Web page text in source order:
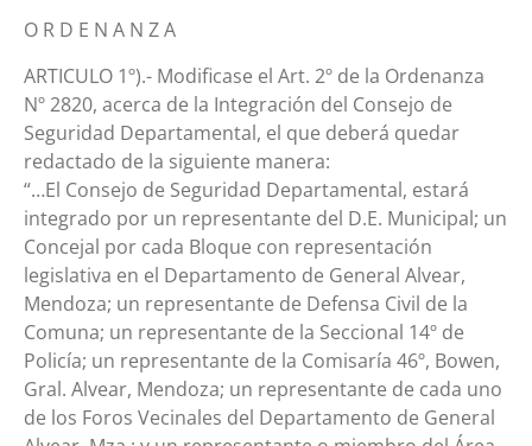
O R D E N A N Z A
ARTICULO 1º).- Modificase el Art. 2º de la Ordenanza
Nº 2820, acerca de la Integración del Consejo de
Seguridad Departamental, el que deberá quedar
redactado de la siguiente manera:
“…El Consejo de Seguridad Departamental, estará
integrado por un representante del D.E. Municipal; un
Concejal por cada Bloque con representación
legislativa en el Departamento de General Alvear,
Mendoza; un representante de Defensa Civil de la
Comuna; un representante de la Seccional 14º de
Policía; un representante de la Comisaría 46º, Bowen,
Gral. Alvear, Mendoza; un representante de cada uno
de los Foros Vecinales del Departamento de General